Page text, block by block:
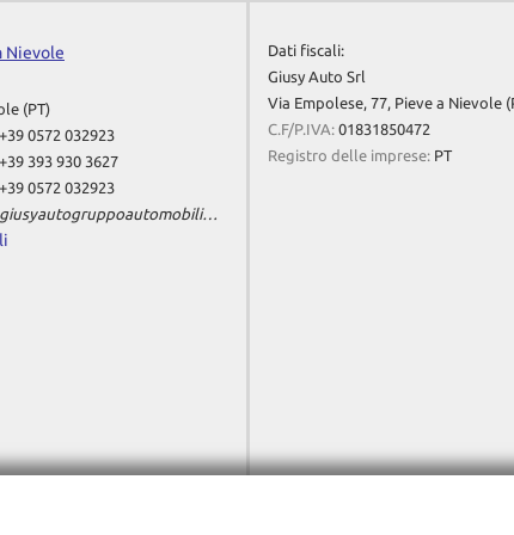
Nievole
(PT)
+39 0572 032923
+39 393 930 3627
+39 0572 032923
giusyautogruppoautomobili@gmail.com
Dati fiscali:
Giusy Auto Srl
Via Empolese, 77, Pieve a Nievole
C.F/P.IVA: 01831850472
Registro delle imprese: PT